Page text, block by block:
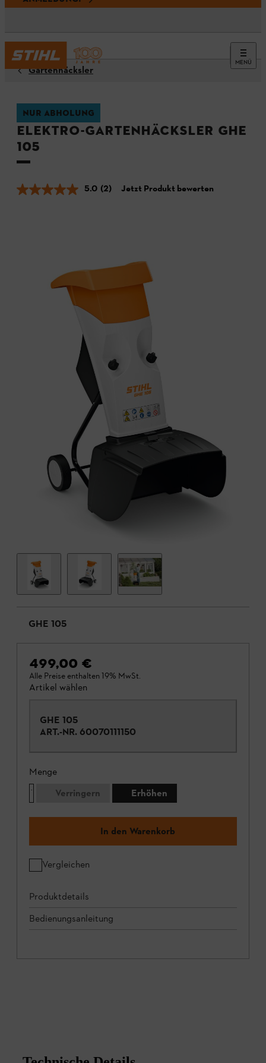
MENÜ
Gartenhäcksler
NUR ABHOLUNG
Elektro-Gartenhäcksler GHE
105
5.0 (2) Jetzt Produkt bewerten
GHE 105
499,00 €
Alle Preise enthalten 19% MwSt.
Artikel wählen
GHE 105
ART.-NR. 60070111150
Menge
Verringern
Erhöhen
In den Warenkorb
Vergleichen
Produktdetails
Bedienungsanleitung